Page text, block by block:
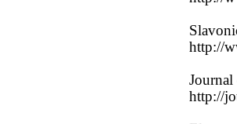
http://
http://